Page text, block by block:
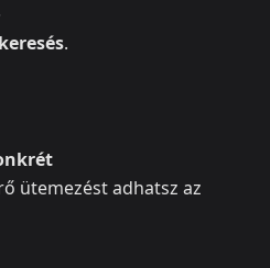
.
ütemezést adhatsz az